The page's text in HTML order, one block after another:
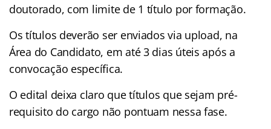
doutorado, com limite de 1 título por formação.
Os títulos deverão ser enviados via upload, na
Área do Candidato, em até 3 dias úteis após a
convocação específica.
O edital deixa claro que títulos que sejam pré-
requisito do cargo não pontuam nessa fase.